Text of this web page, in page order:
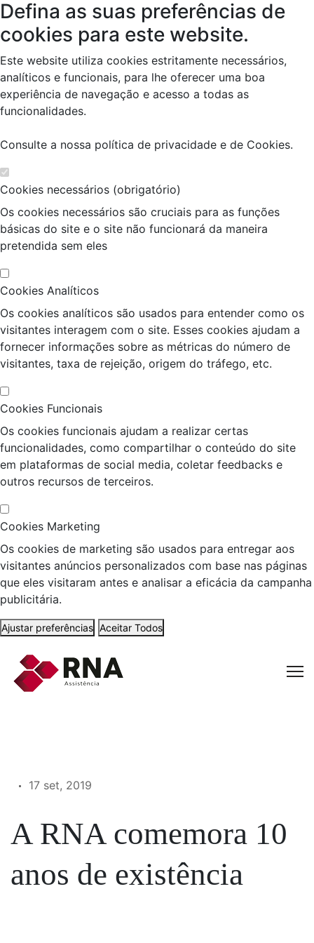
Defina as suas preferências de
cookies para este website.
Este website utiliza cookies estritamente necessários,
analíticos e funcionais, para lhe oferecer uma boa
experiência de navegação e acesso a todas as
funcionalidades.
Consulte a nossa política de privacidade e de Cookies.
Cookies necessários (obrigatório)
Os cookies necessários são cruciais para as funções
básicas do site e o site não funcionará da maneira
pretendida sem eles
Cookies Analíticos
Os cookies analíticos são usados para entender como os
visitantes interagem com o site. Esses cookies ajudam a
fornecer informações sobre as métricas do número de
visitantes, taxa de rejeição, origem do tráfego, etc.
Cookies Funcionais
Os cookies funcionais ajudam a realizar certas
funcionalidades, como compartilhar o conteúdo do site
em plataformas de social media, coletar feedbacks e
outros recursos de terceiros.
Cookies Marketing
Os cookies de marketing são usados para entregar aos
visitantes anúncios personalizados com base nas páginas
que eles visitaram antes e analisar a eficácia da campanha
publicitária.
Ajustar preferências Aceitar Todos
17 set, 2019
A RNA comemora 10
anos de existência